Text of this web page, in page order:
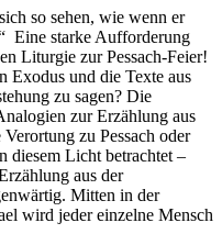
so sehen, wie wenn er
Eine starke Aufforderung
Liturgie zur Pessach-Feier!
Exodus und die Texte aus
zu sagen? Die
zur Erzählung aus
zu Pessach oder
diesem Licht betrachtet –
aus der
Mitten in der
wird jeder einzelne Mensch